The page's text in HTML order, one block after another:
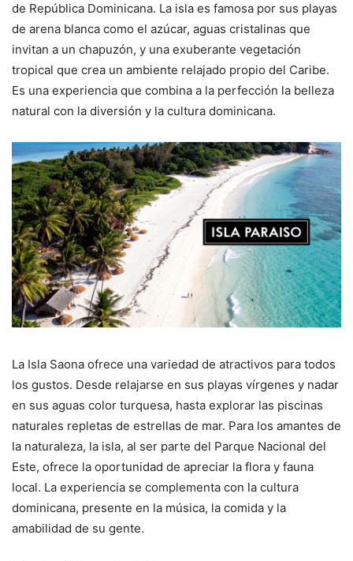
de República Dominicana. La isla es famosa por sus playas
de arena blanca como el azúcar, aguas cristalinas que
invitan a un chapuzón, y una exuberante vegetación
tropical que crea un ambiente relajado propio del Caribe.
Es una experiencia que combina a la perfección la belleza
natural con la diversión y la cultura dominicana.
La Isla Saona ofrece una variedad de atractivos para todos
los gustos. Desde relajarse en sus playas vírgenes y nadar
en sus aguas color turquesa, hasta explorar las piscinas
naturales repletas de estrellas de mar. Para los amantes de
la naturaleza, la isla, al ser parte del Parque Nacional del
Este, ofrece la oportunidad de apreciar la flora y fauna
local. La experiencia se complementa con la cultura
dominicana, presente en la música, la comida y la
amabilidad de su gente.